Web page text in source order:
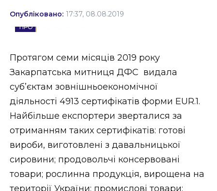
Політика
Спорт
Втрачений Ужгород
Втрачений Ужгород (відеоверсія)
ЗАКАРПАТСЬКІ НОВИНИ
Опубліковано: 17:37, 08.08.2019
Протягом семи місяців 2019 року
Закарпатська митниця ДФС видала
суб’єктам зовнішньоекономічної
діяльності 4913 сертифікатів форми EUR.1.
Найбільше експортери зверталися за
отриманням таких сертифікатів: готові
вироби, виготовлені з давальницької
сировини; продовольчі консервовані
товари; рослинна продукція, вирощена на
території України; промислові товари;